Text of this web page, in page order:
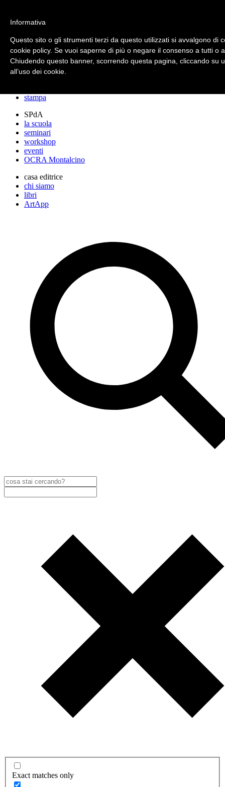
archos
lo studio
progetti
stampa
SPdA
la scuola
seminari
workshop
eventi
OCRA Montalcino
casa editrice
chi siamo
libri
ArtApp
Exact matches only
Informativa
Questo sito o gli strumenti terzi da questo utilizzati si avvalgono di
cookie policy. Se vuoi saperne di più o negare il consenso a tutti o
Chiudendo questo banner, scorrendo questa pagina, cliccando
all’uso dei cookie.